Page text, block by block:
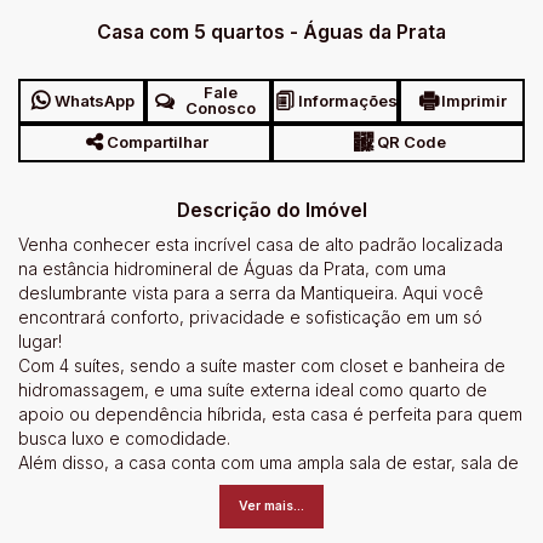
Casa com 5 quartos - Águas da Prata
WhatsApp
Fale
Conosco
Informações Imprimir
Compartilhar QR Code
Descrição do Imóvel
Venha conhecer esta incrível casa de alto padrão localizada
na estância hidromineral de Águas da Prata, com uma
deslumbrante vista para a serra da Mantiqueira. Aqui você
encontrará conforto, privacidade e sofisticação em um só
lugar!
Com 4 suítes, sendo a suíte master com closet e banheira de
hidromassagem, e uma suíte externa ideal como quarto de
apoio ou dependência híbrida, esta casa é perfeita para quem
busca luxo e comodidade.
Além disso, a casa conta com uma ampla sala de estar, sala de
jantar e sala íntima, escritório ideal para home office, lavabo,
cozinha planejada com despensa, lavanderia espaçosa e
Ver mais...